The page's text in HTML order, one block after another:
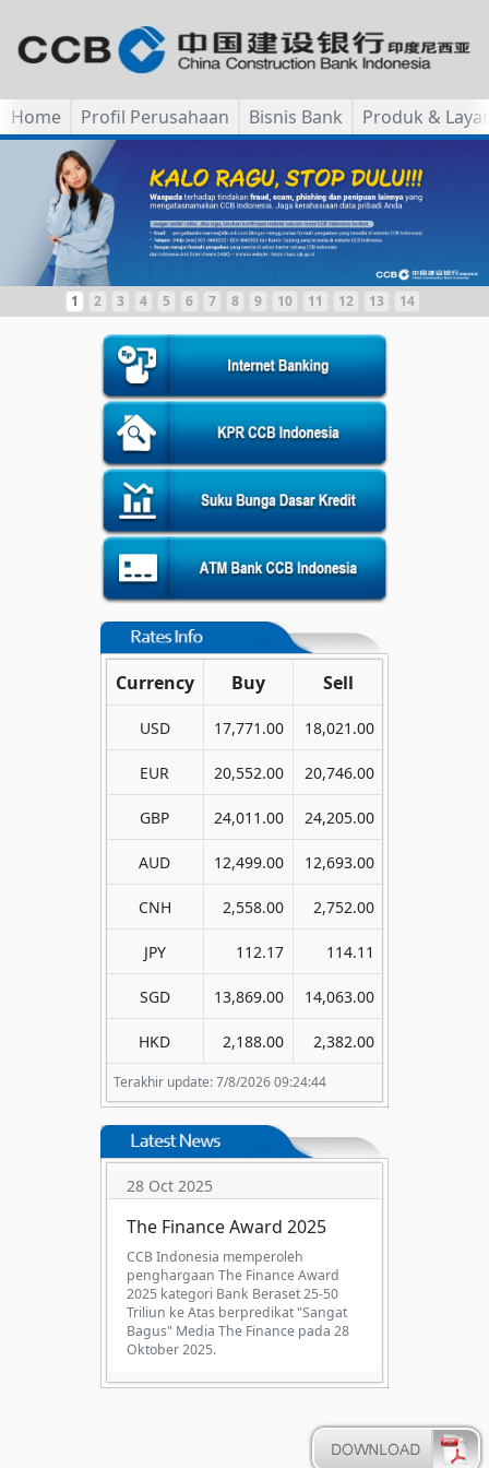
Home Profil Perusahaan Bisnis Bank Produk &
1 2 3 4 5 6 7 8 9 10 11 12 13 14
Terakhir update: 7/8/2026 09:24:44
Currency Buy Sell
USD 17,771.00 18,021.00
EUR 20,552.00 20,746.00
GBP 24,011.00 24,205.00
AUD 12,499.00 12,693.00
CNH 2,558.00 2,752.00
JPY 112.17 114.11
SGD 13,869.00 14,063.00
HKD 2,188.00 2,382.00
29 Aug 2025
The Excellent Performance
Bank - in 2024 (KBMI 2)
CCB Indonesia memperoleh
penghargaan "The Excellent
Performance Bank in 2024" (KBMI 2)
dari Majalah Infobank pada 29
Agustus 2025.